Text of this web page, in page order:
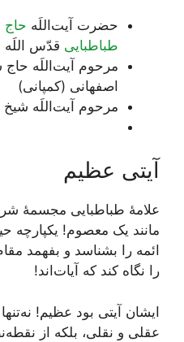
حضرت آیت‌اللَه
طباطبایی قدّس
مرحوم آیت‌اللَه
اصفهانی (کمپانی)
مرحوم آیت‌اللَه
آیتی عظیم
علامۀ طباطبایی مجسمۀ
مانند یک معصوم! یکپارچه
ائمه را بشناسد و بفهمد
را نگاه کند که آیات‌اند!
ایشان آیتی بود عظیم!
عقلی و نقلی، بلکه از